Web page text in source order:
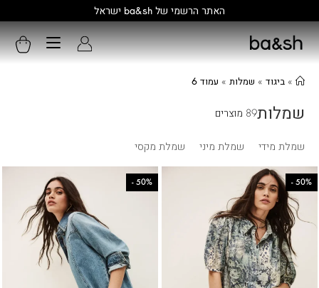
האתר הרשמי של ba&sh ישראל
» ביגוד » שמלות » עמוד 6
שמלות89 מוצרים
שמלת מידי שמלת מיני שמלת מקסי
50%
-
50%
-